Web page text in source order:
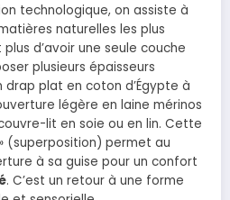
technologique, on assiste à
naturelles les plus
d’avoir une seule couche
plusieurs épaisseurs
drap plat en coton d’Égypte à
légère en laine mérinos
lit en soie ou en lin. Cette
(superposition) permet au
à sa guise pour un confort
. C’est un retour à une forme